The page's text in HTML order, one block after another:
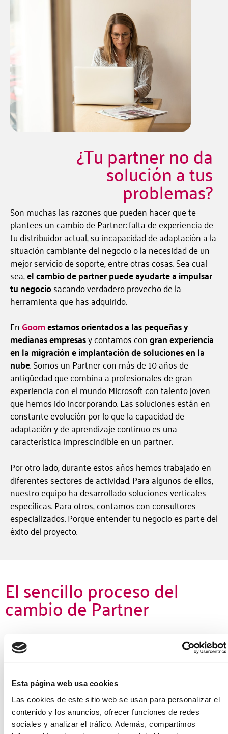
Esta página web usa cookies
Las cookies de este sitio web se usan para personalizar el
contenido y los anuncios, ofrecer funciones de redes
sociales y analizar el tráfico. Además, compartimos
¿Tu partner no da
solución a tus
problemas?
Son muchas las razones que pueden hacer que te
plantees un cambio de Partner: falta de experiencia de
tu distribuidor actual, su incapacidad de adaptación a la
situación cambiante del negocio o la necesidad de un
mejor servicio de soporte, entre otras cosas. Sea cual
sea,el cambio de partner puede ayudarte a impulsar
tu negociosacando verdadero provecho de la
herramienta que has adquirido.
EnGoomestamos orientados a las pequeñas y
medianas empresasy contamos congran experiencia
en la migración e implantación de soluciones en la
nube. Somos un Partner con más de 10 años de
antigüedad que combina a profesionales de gran
experiencia con el mundo Microsoft con talento joven
que hemos ido incorporando. Las soluciones están en
constante evolución por lo que la capacidad de
adaptación y de aprendizaje continuo es una
característica imprescindible en un partner.
Por otro lado, durante estos años hemos trabajado en
diferentes sectores de actividad. Para algunos de ellos,
nuestro equipo ha desarrollado soluciones verticales
específicas. Para otros, contamos con consultores
especializados. Porque entender tu negocio es parte del
éxito del proyecto.
El sencillo proceso del
cambio de Partner
Reunión inicial